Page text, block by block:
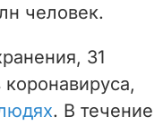
человек.
31
. В течение